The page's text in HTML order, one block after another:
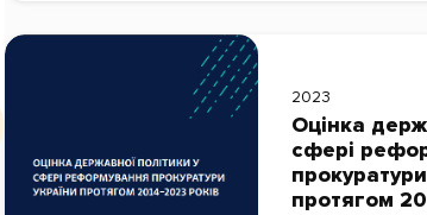
2023
Оцінка
сфері
протягом